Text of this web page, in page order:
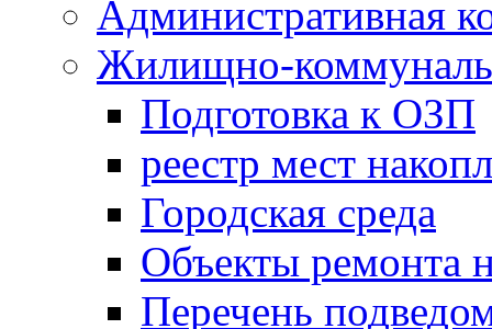
Административная
Жилищно-
Подготовка к ОЗП
реестр мест
Городская среда
Объекты ремонта
Перечень